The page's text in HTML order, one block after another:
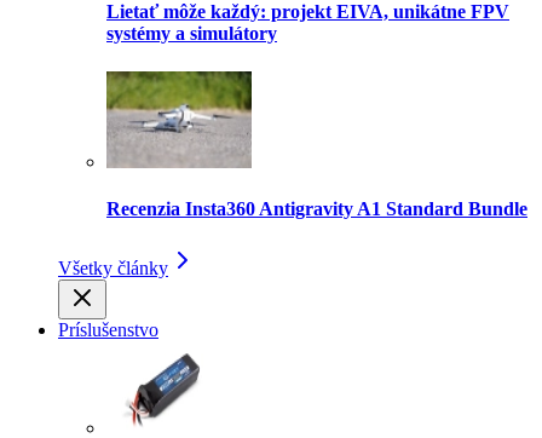
Lietať môže každý: projekt EIVA, unikátne FPV
systémy a simulátory
Recenzia Insta360 Antigravity A1 Standard Bundle
Všetky články
Príslušenstvo